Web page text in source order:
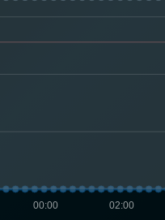
02:00
00:00